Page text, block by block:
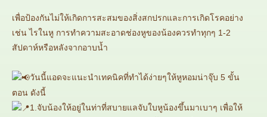
เพื่อป้องกันไม่ให้เกิดการสะสมของสิ่งสกปรกและการเกิดโรคอย่าง
เช่น ไรในหู การทำความสะอาดช่องหูของน้องควรทำทุกๆ 1-2
สัปดาห์หรือหลังจากอาบน้ำ
วันนี้แอดจะแนะนำเทคนิคที่ทำได้ง่ายๆให้หูหอมน่าจุ๊บ 5 ขั้น
ตอน ดังนี้
1.จับน้องให้อยู่ในท่าที่สบายแลจับใบหูน้องขึ้นมาเบาๆ เพื่อให้